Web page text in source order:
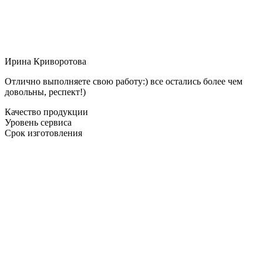
Ирина Криворотова
Отлично выполняете свою работу:) все остались более чем
довольны, респект!)
Качество продукции
Уровень сервиса
Срок изготовления